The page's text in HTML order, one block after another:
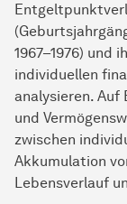
1967–1976) und
individuellen
analysieren. Auf
und
zwischen
Akkumulation
Lebensverlauf